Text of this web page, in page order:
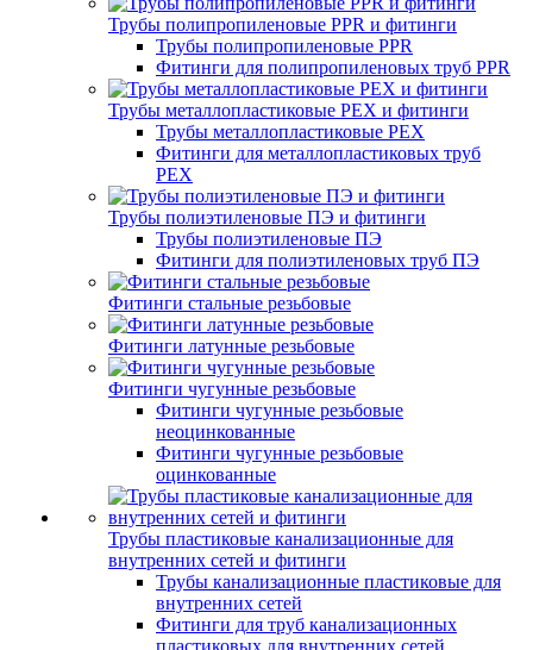
Трубы полипропиленовые PPR и фитинги
Трубы полипропиленовые PPR
Фитинги для полипропиленовых труб PPR
Трубы металлопластиковые PEX и фитинги
Трубы металлопластиковые PEX
Фитинги для металлопластиковых труб
PEX
Трубы полиэтиленовые ПЭ и фитинги
Трубы полиэтиленовые ПЭ
Фитинги для полиэтиленовых труб ПЭ
Фитинги стальные резьбовые
Фитинги латунные резьбовые
Фитинги чугунные резьбовые
Фитинги чугунные резьбовые
неоцинкованные
Фитинги чугунные резьбовые
оцинкованные
Трубы пластиковые канализационные для
внутренних сетей и фитинги
Трубы канализационные пластиковые для
внутренних сетей
Фитинги для труб канализационных
пластиковых для внутренних сетей